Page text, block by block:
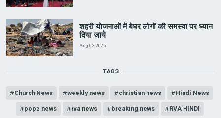
शहरी योजनाओं में बेघर लोगों की समस्या पर ध्यान
दिया जाये
Aug 03, 2026
TAGS
Church News weekly news christian news Hindi News
pope news rva news breaking news RVA HINDI